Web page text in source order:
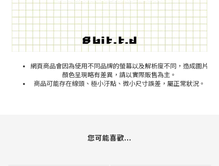
網頁商品會因為使用不同品牌的螢幕以及解析度不同，造成圖片
顏色呈現略有差異，請以實際販售為主。
商品可能存在線頭、極小汙點、微小尺寸誤差，屬正常狀況。
您可能喜歡...